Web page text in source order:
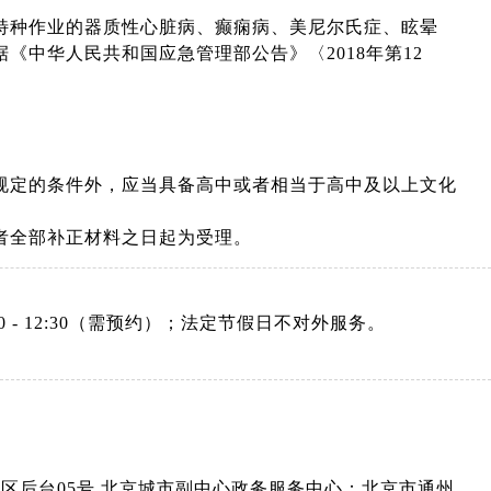
作业的器质性心脏病、癫痫病、美尼尔氏症、眩晕
中华人民共和国应急管理部公告》〈2018年第12
的条件外，应当具备高中或者相当于高中及以上文化
部补正材料之日起为受理。
12:30（需预约）；法定节假日不对外服务。